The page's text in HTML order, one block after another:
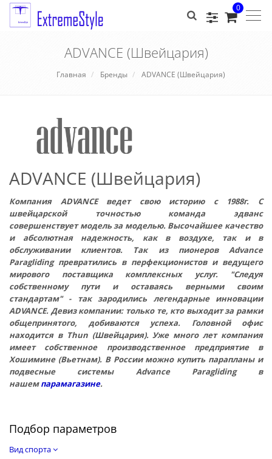
0
ADVANCE (Швейцария)
Главная Бренды ADVANCE (Швейцария)
ADVANCE (Швейцария)
Компания ADVANCE ведет свою историю с 1988г. С
швейцарской точностью команда эдванс
совершенствует модель за моделью. Высочайшее качество
и абсолютная надежность, как в воздухе, так и в
обслуживании клиентов. Так из пионеров Advance
Paragliding превратились в перфекционистов и ведущего
мирового поставщика комплексных услуг. "Следуя
собственному пути и оставаясь верными своим
стандартам" - так зародились легендарные инновации
ADVANCE. Девиз компании: только те, кто выходит за рамки
общепринятого, добиваются успеха. Головной офис
находится в Thun (Швейцария).Уже много лет компания
имеет собственное производственное предприятие в
Хошимине (Вьетнам). В России можно купить парапланы и
подвесные системы Advance Paragliding в
нашемпарамагазине.
Подбор параметров
Вид спорта